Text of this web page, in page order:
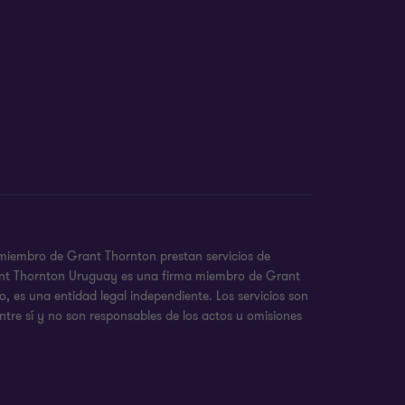
de Grant Thornton prestan servicios de
Thornton Uruguay es una firma miembro de Grant
una entidad legal independiente. Los servicios son
sí y no son responsables de los actos u omisiones